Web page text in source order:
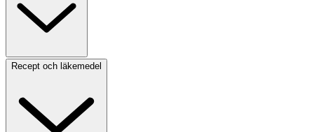
Recept och läkemedel